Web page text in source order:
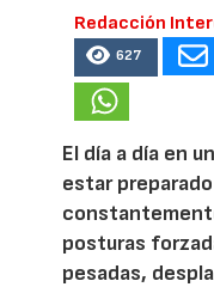
Redacción
627
El día a día en
estar
posturas
pesadas,